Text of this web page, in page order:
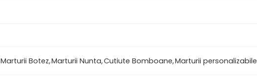
Marturii Botez,Marturii Nunta,Cutiute Bomboane,Marturii personalizabile